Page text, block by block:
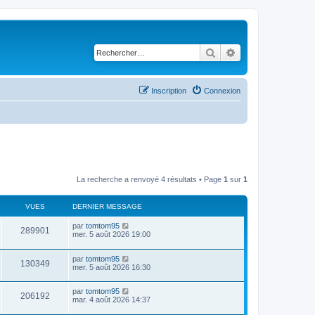
Rechercher
Connexion
Inscription
La recherche a renvoyé 4 résultats • Page 1 sur 1
VUES DERNIER MESSAGE
289901
u
s
D
e
n
i
e
m
e
s
par tomtom95
mer. 5 août 2026 19:00
130349
u
D
e
n
i
e
par tomtom95
mer. 5 août 2026 16:30
206192
D
e
par tomtom95
mar. 4 août 2026 14:37